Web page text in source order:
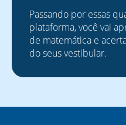
Passando por essas
plataforma, você vai
de matemática e
do seus vestibular.